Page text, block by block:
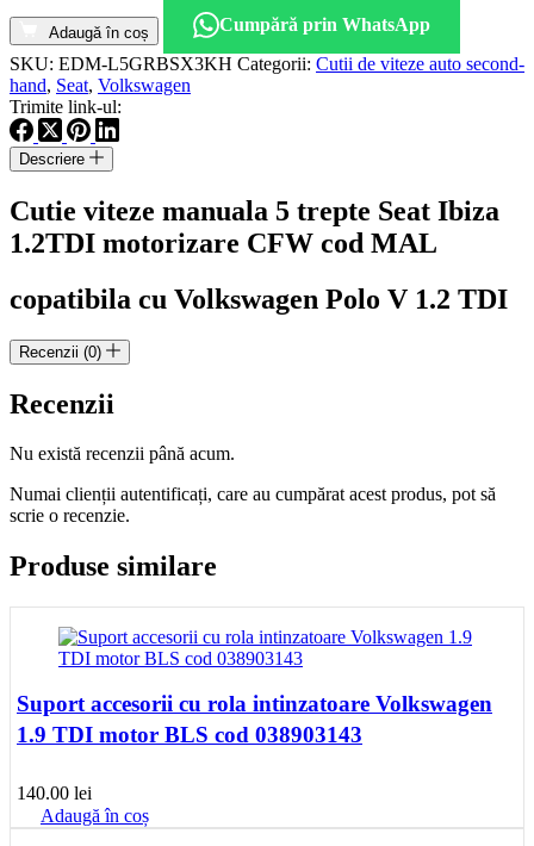
Cutie
viteze
manuala
5
trepte
Seat
Ibiza
1.2TDI
CFW
cod
MAL
Adaugă în coș
Cumpără prin WhatsApp
SKU: EDM-L5GRBSX3KH Categorii: Cutii de viteze auto second-
hand, Seat, Volkswagen
Trimite link-ul:
Descriere
Cutie viteze manuala 5 trepte Seat Ibiza
1.2TDI motorizare CFW cod MAL
copatibila cu Volkswagen Polo V 1.2 TDI
Recenzii (0)
Recenzii
Nu există recenzii până acum.
Numai clienții autentificați, care au cumpărat acest produs, pot să
scrie o recenzie.
Produse similare
Suport accesorii cu rola intinzatoare Volkswagen
1.9 TDI motor BLS cod 038903143
140.00 lei
Adaugă în coș